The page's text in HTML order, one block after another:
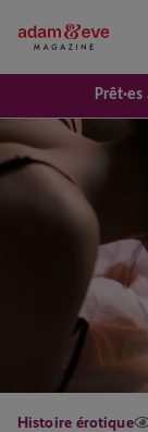
Histoire érotique